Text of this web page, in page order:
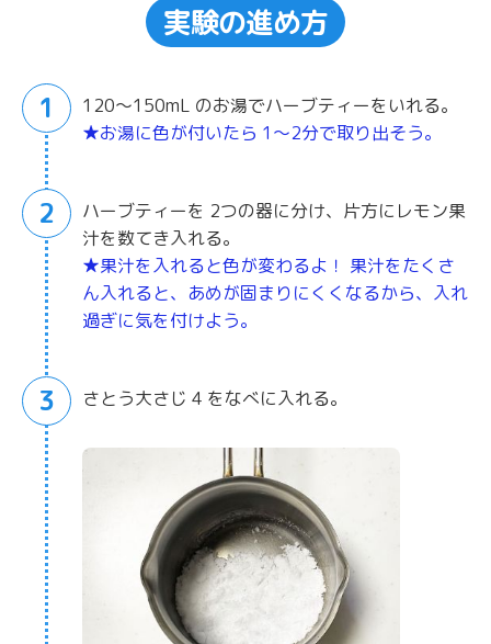
実験の進め方
1
120〜150mL のお湯でハーブティーをいれる。
★お湯に色が付いたら 1〜2分で取り出そう。
2
ハーブティーを 2つの器に分け、片方にレモン果
汁を数てき入れる。
★果汁を入れると色が変わるよ！ 果汁をたくさ
ん入れると、あめが固まりにくくなるから、入れ
過ぎに気を付けよう。
3 さとう大さじ 4 をなべに入れる。